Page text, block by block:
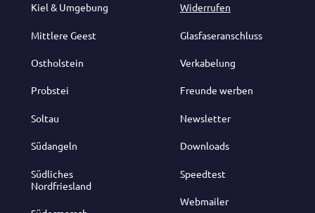
Kiel & Umgebung
Mittlere Geest
Ostholstein
Probstei
Soltau
Südangeln
Südliches
Nordfriesland
Widerrufen
Glasfaseranschluss
Verkabelung
Freunde werben
Newsletter
Downloads
Speedtest
Webmailer